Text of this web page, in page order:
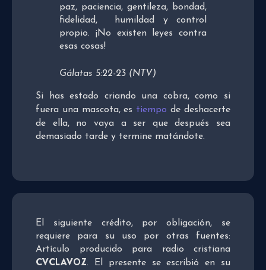
paz, paciencia, gentileza, bondad,
fidelidad, humildad y control
propio. ¡No existen leyes contra
esas cosas!
Gálatas 5:22-23 (NTV)
Si has estado criando una cobra, como si
fuera una mascota, es tiempo de deshacerte
de ella, no vaya a ser que después sea
demasiado tarde y termine matándote.
El siguiente crédito, por obligación, se
requiere para su uso por otras fuentes:
Artículo producido para radio cristiana
CVCLAVOZ. El presente se escribió en su